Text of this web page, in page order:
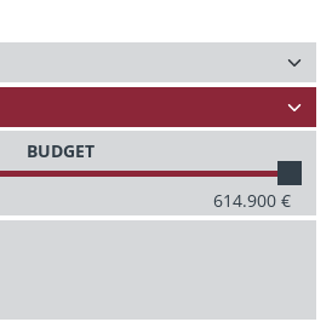
BUDGET
614.900€